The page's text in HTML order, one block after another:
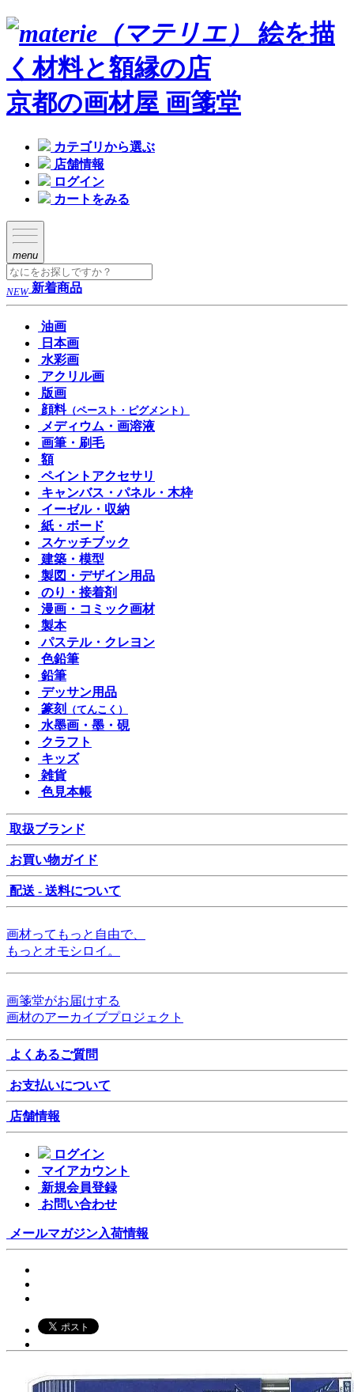
絵を描
く材料と額縁の店
京都の画材屋 画箋堂
カテゴリから選ぶ
店舗情報
ログイン
カートをみる
menu
NEW 新着商品
油画
日本画
水彩画
アクリル画
版画
顔料（ペースト・ピグメント）
メディウム・画溶液
画筆・刷毛
額
ペイントアクセサリ
キャンバス・パネル・木枠
イーゼル・収納
紙・ボード
スケッチブック
建築・模型
製図・デザイン用品
のり・接着剤
漫画・コミック画材
製本
パステル・クレヨン
色鉛筆
鉛筆
デッサン用品
篆刻
（てんこく）
水墨画・墨・硯
クラフト
キッズ
雑貨
色見本帳
取扱ブランド
お買い物ガイド
配送 - 送料について
画材ってもっと自由で、
もっとオモシロイ。
画箋堂がお届けする
画材のアーカイブプロジェクト
よくあるご質問
お支払いについて
店舗情報
ログイン
マイアカウント
新規会員登録
お問い合わせ
メールマガジン入荷情報